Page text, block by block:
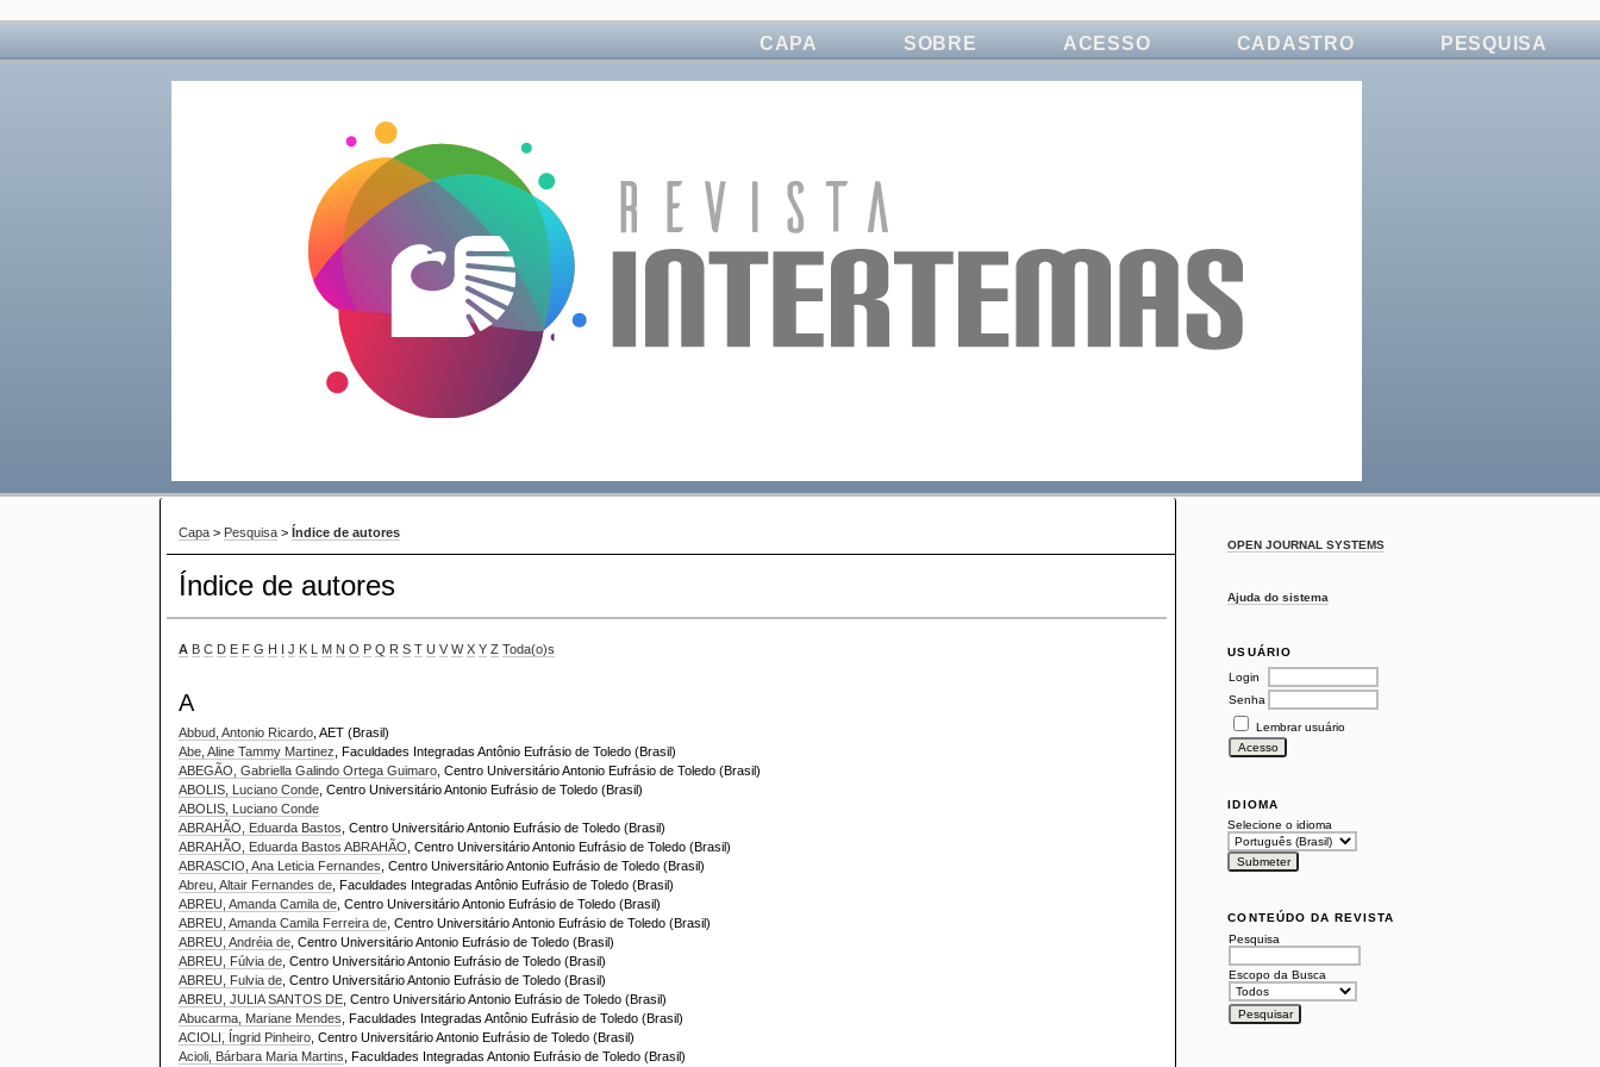
OPEN JOURNAL SYSTEMS
Ajuda do sistema
USUÁRIO
Login
Senha
Lembrar usuário
IDIOMA
Selecione o idioma
CONTEÚDO DA REVISTA
Pesquisa
Escopo da Busca
CAPA SOBRE ACESSO CADASTRO PESQUISA
Capa > Pesquisa >Índice de autores
Índice de autores
A B C D E F G H I J K L M N O P Q R S T U V W X Y Z Toda(o)s
A
Abbud, Antonio Ricardo , AET (Brasil)
Abe, Aline Tammy Martinez
, Faculdades Integradas Antônio Eufrásio de Toledo (Brasil)
ABEGÃO, Gabriella Galindo Ortega Guimaro , Centro Universitário Antonio Eufrásio de Toledo (Brasil)
ABOLIS, Luciano Conde , Centro Universitário Antonio Eufrásio de Toledo (Brasil)
ABOLIS, Luciano Conde
ABRAHÃO, Eduarda Bastos , Centro Universitário Antonio Eufrásio de Toledo (Brasil)
ABRAHÃO, Eduarda Bastos ABRAHÃO , Centro Universitário Antonio Eufrásio de Toledo (Brasil)
ABRASCIO, Ana Leticia Fernandes , Centro Universitário Antonio Eufrásio de Toledo (Brasil)
Abreu, Altair Fernandes de , Faculdades Integradas Antônio Eufrásio de Toledo (Brasil)
ABREU, Amanda Camila de , Centro Universitário Antonio Eufrásio de Toledo (Brasil)
ABREU, Amanda Camila Ferreira de , Centro Universitário Antonio Eufrásio de Toledo (Brasil)
ABREU, Andréia de , Centro Universitário Antonio Eufrásio de Toledo (Brasil)
ABREU, Fúlvia de , Centro Universitário Antonio Eufrásio de Toledo (Brasil)
ABREU, Fulvia de , Centro Universitário Antonio Eufrásio de Toledo (Brasil)
ABREU, JULIA SANTOS DE , Centro Universitário Antonio Eufrásio de Toledo (Brasil)
Abucarma, Mariane Mendes
, Faculdades Integradas Antônio Eufrásio de Toledo (Brasil)
ACIOLI, Íngrid Pinheiro , Centro Universitário Antonio Eufrásio de Toledo (Brasil)
Acioli, Bárbara Maria Martins
, Faculdades Integradas Antonio Eufrásio de Toledo (Brasil)